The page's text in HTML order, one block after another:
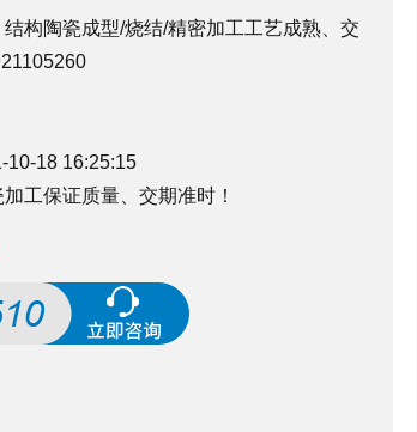
构陶瓷成型/烧结/精密加工工艺成熟、交
10-18 16:25:15
加工保证质量、交期准时！